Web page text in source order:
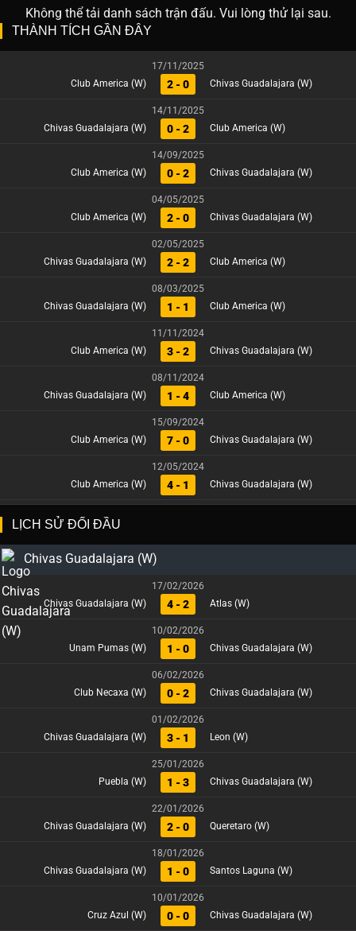
Không thể tải danh sách trận đấu. Vui lòng thử lại sau.
THÀNH TÍCH GẦN ĐÂY
17/11/2025
Club America (W)
2 - 0 Chivas Guadalajara (W)
14/11/2025
Chivas Guadalajara (W)
0 - 2 Club America (W)
14/09/2025
Club America (W)
0 - 2 Chivas Guadalajara (W)
04/05/2025
Club America (W)
2 - 0 Chivas Guadalajara (W)
02/05/2025
Chivas Guadalajara (W)
2 - 2 Club America (W)
08/03/2025
Chivas Guadalajara (W)
1 - 1 Club America (W)
11/11/2024
Club America (W)
3 - 2 Chivas Guadalajara (W)
08/11/2024
Chivas Guadalajara (W)
1 - 4 Club America (W)
15/09/2024
Club America (W)
7 - 0 Chivas Guadalajara (W)
12/05/2024
Club America (W)
4 - 1 Chivas Guadalajara (W)
LỊCH SỬ ĐỐI ĐẦU
Chivas Guadalajara (W)
17/02/2026
Chivas Guadalajara (W)
4 - 2 Atlas (W)
10/02/2026
Unam Pumas (W)
1 - 0 Chivas Guadalajara (W)
06/02/2026
Club Necaxa (W)
0 - 2 Chivas Guadalajara (W)
01/02/2026
Chivas Guadalajara (W)
3 - 1 Leon (W)
25/01/2026
Puebla (W)
1 - 3 Chivas Guadalajara (W)
22/01/2026
Chivas Guadalajara (W)
2 - 0 Queretaro (W)
18/01/2026
Chivas Guadalajara (W)
1 - 0 Santos Laguna (W)
10/01/2026
Cruz Azul (W)
0 - 0 Chivas Guadalajara (W)